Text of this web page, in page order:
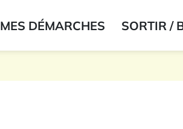
MES DÉMARCHES SORTIR /